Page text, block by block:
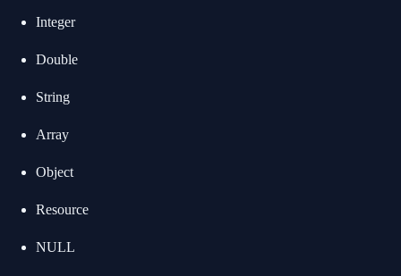
Integer
Double
String
Array
Object
Resource
NULL